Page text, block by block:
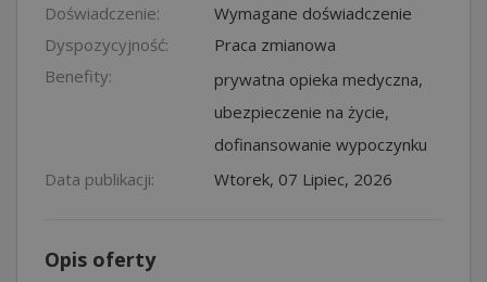
Doświadczenie:
Wymagane doświadczenie
Dyspozycyjność:
Praca zmianowa
Benefity:
prywatna opieka medyczna,
ubezpieczenie na życie,
dofinansowanie wypoczynku
Data publikacji:
Wtorek, 07 Lipiec, 2026
Opis oferty